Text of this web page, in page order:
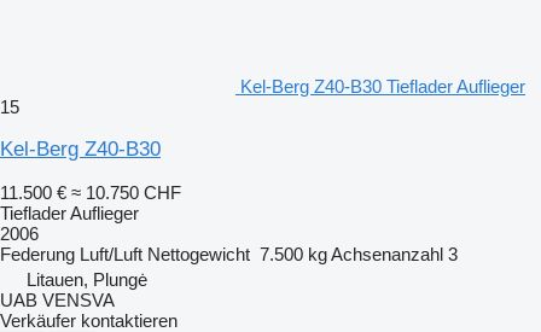
Kel-Berg Z40-B30 Tieflader Auflieger
15
Kel-Berg Z40-B30
11.500 € ≈ 10.750 CHF
Tieflader Auflieger
2006
Federung Luft/Luft Nettogewicht 7.500 kgAchsenanzahl 3
Litauen, Plungė
UAB VENSVA
Verkäufer kontaktieren